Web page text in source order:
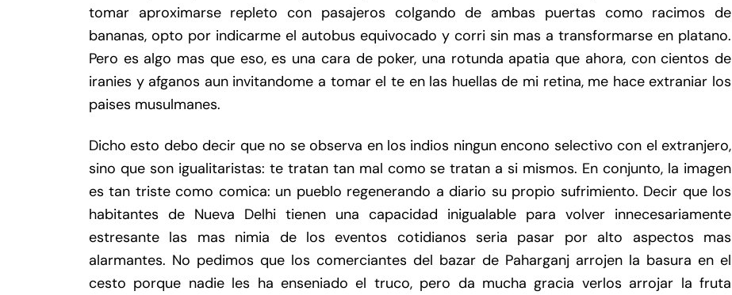
tomar aproximarse repleto con pasajeros colgando de ambas puertas como racimos de
bananas, opto por indicarme el autobus equivocado y corri sin mas a transformarse en platano.
Pero es algo mas que eso, es una cara de poker, una rotunda apatia que ahora, con cientos de
iranies y afganos aun invitandome a tomar el te en las huellas de mi retina, me hace extraniar los
paises musulmanes.
Dicho esto debo decir que no se observa en los indios ningun encono selectivo con el extranjero,
sino que son igualitaristas: te tratan tan mal como se tratan a si mismos. En conjunto, la imagen
es tan triste como comica: un pueblo regenerando a diario su propio sufrimiento. Decir que los
habitantes de Nueva Delhi tienen una capacidad inigualable para volver innecesariamente
estresante las mas nimia de los eventos cotidianos seria pasar por alto aspectos mas
alarmantes. No pedimos que los comerciantes del bazar de Paharganj arrojen la basura en el
cesto porque nadie les ha enseniado el truco, pero da mucha gracia verlos arrojar la fruta